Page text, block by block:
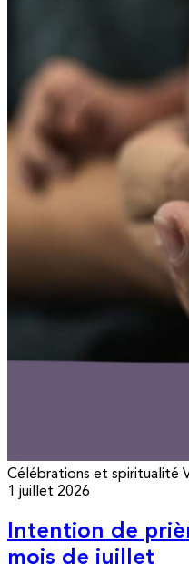
Célébrations et spiritualité
1 juillet 2026
Intention de
mois de juillet